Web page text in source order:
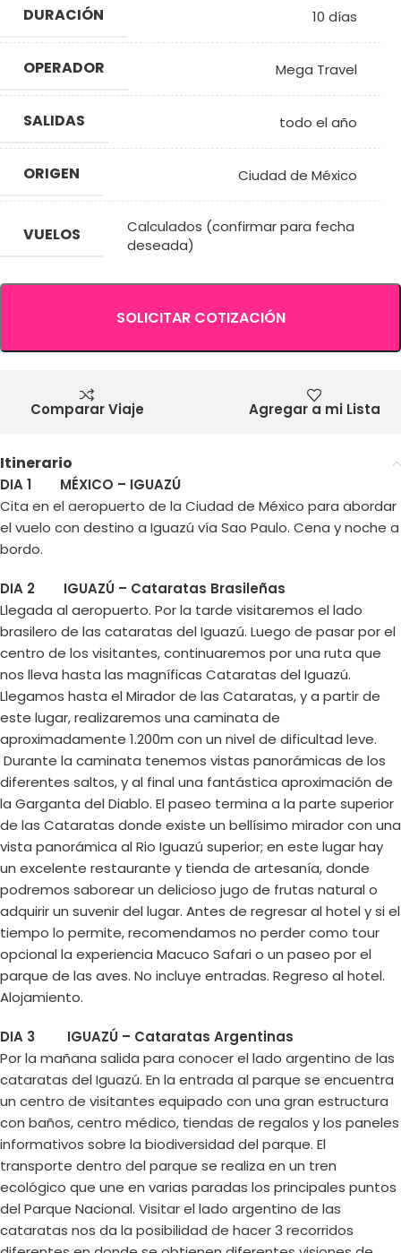
DURACIÓN 10 días
OPERADOR Mega Travel
SALIDAS todo el año
ORIGEN Ciudad de México
VUELOS
Calculados (confirmar para fecha
deseada)
SOLICITAR COTIZACIÓN
Comparar Viaje Agregar a mi Lista
Itinerario
DIA 1 MÉXICO – IGUAZÚ
Cita en el aeropuerto de la Ciudad de México para abordar
el vuelo con destino a Iguazú vía Sao Paulo. Cena y noche a
bordo.
DIA 2 IGUAZÚ – Cataratas Brasileñas
Llegada al aeropuerto. Por la tarde visitaremos el lado
brasilero de las cataratas del Iguazú. Luego de pasar por el
centro de los visitantes, continuaremos por una ruta que
nos lleva hasta las magníficas Cataratas del Iguazú.
Llegamos hasta el Mirador de las Cataratas, y a partir de
este lugar, realizaremos una caminata de
aproximadamente 1.200m con un nivel de dificultad leve.
Durante la caminata tenemos vistas panorámicas de los
diferentes saltos, y al final una fantástica aproximación de
la Garganta del Diablo. El paseo termina a la parte superior
de las Cataratas donde existe un bellísimo mirador con una
vista panorámica al Rio Iguazú superior; en este lugar hay
un excelente restaurante y tienda de artesanía, donde
podremos saborear un delicioso jugo de frutas natural o
adquirir un suvenir del lugar. Antes de regresar al hotel y si el
tiempo lo permite, recomendamos no perder como tour
opcional la experiencia Macuco Safari o un paseo por el
parque de las aves. No incluye entradas. Regreso al hotel.
Alojamiento.
DIA 3 IGUAZÚ – Cataratas Argentinas
Por la mañana salida para conocer el lado argentino de las
cataratas del Iguazú. En la entrada al parque se encuentra
un centro de visitantes equipado con una gran estructura
con baños, centro médico, tiendas de regalos y los paneles
informativos sobre la biodiversidad del parque. El
transporte dentro del parque se realiza en un tren
ecológico que une en varias paradas los principales puntos
del Parque Nacional. Visitar el lado argentino de las
cataratas nos da la posibilidad de hacer 3 recorridos